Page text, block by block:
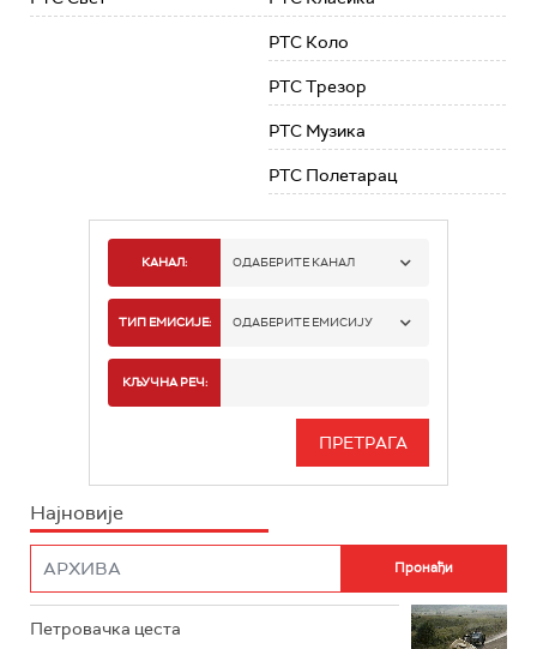
РТС Коло
РТС Трезор
РТС Музика
РТС Полетарац
КАНАЛ: ОДАБЕРИТЕ КАНАЛ
РТС 1
РТС 3
ТИП ЕМИСИЈЕ: ОДАБЕРИТЕ ЕМИСИЈУ
ИНФО
КЉУЧНА РЕЧ:
Најновије
Петровачка цеста